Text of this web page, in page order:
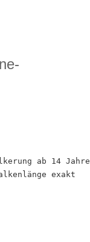
ab 14 Jahre
exakt